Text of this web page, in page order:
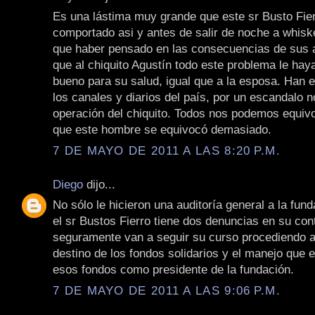
Es una lástima muy grande que este sr Busto
comportado asi y antes de salir de noche a
que haber pensado en las consecuencias de sus
que al chiquito Agustín todo este problema le
bueno para su salud, igual que a la esposa. Han
los canales y diarios del país, por un escandalo
operación del chiquito. Todos nos podemos
que este hombre se equivocó demasiado.
7 DE MAYO DE 2011 A LAS 8:20 P.M.
Diego dijo...
No sólo le hicieron una auditoría general a la
el sr Bustos Fierro tiene dos denuncias en su
seguramente van a seguir su curso procediendo
destino de los fondos solidarios y el manejo que
esos fondos como presidente de la fundación.
7 DE MAYO DE 2011 A LAS 9:06 P.M.